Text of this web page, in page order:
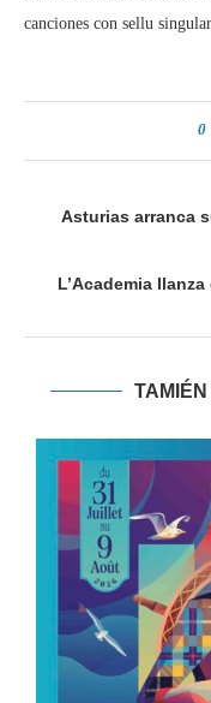
canciones con sellu
0
Asturias arranca
L’Academia